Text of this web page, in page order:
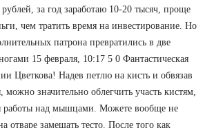
за год заработаю 10-20 тысяч, проще
чем тратить время на инвестирование. Но
патрона превратились в две
15 февраля, 10:17 5 0 Фантастическая
Цветкова! Надев петлю на кисть и обвязав
можно значительно облегчить участь кистям,
работы над мышцами. Можете вообще не
отваре замешать тесто. После того как